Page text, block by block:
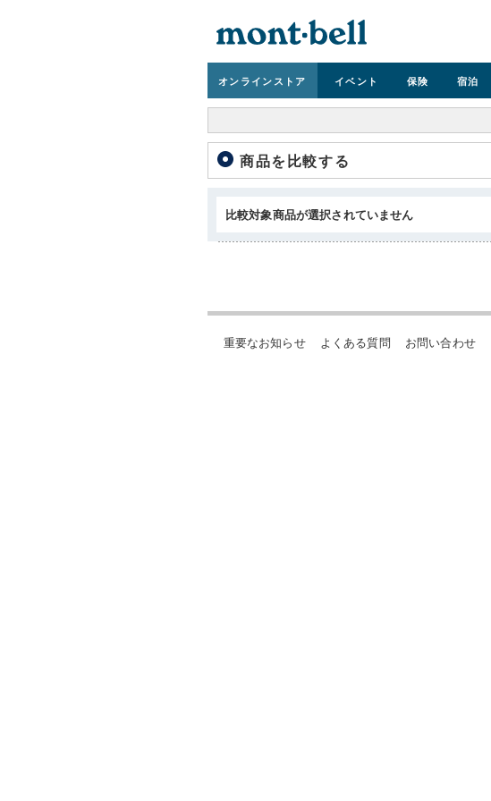
オンラインストア イベント 保険 宿泊
商品を比較する
比較対象商品が選択されていません
重要なお知らせ よくある質問 お問い合わせ